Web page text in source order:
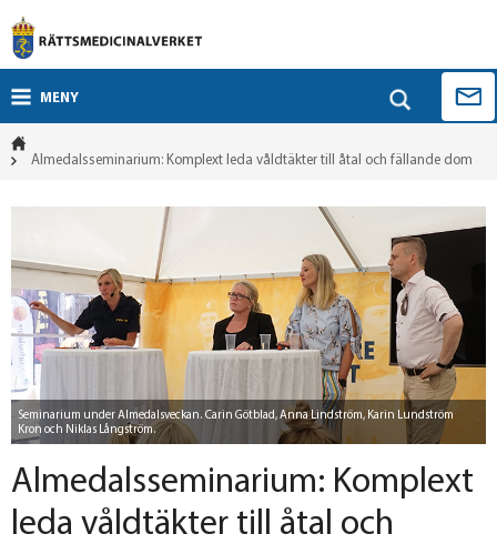
MENY
Almedalsseminarium: Komplext leda våldtäkter till åtal och fällande dom
Seminarium under Almedalsveckan. Carin Götblad, Anna Lindström, Karin Lundström
Kron och Niklas Långström.
Almedalsseminarium: Komplext
leda våldtäkter till åtal och